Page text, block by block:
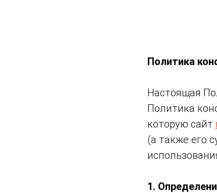
Политика
Настоящая
Политика
которую сайт
(а также его
1.